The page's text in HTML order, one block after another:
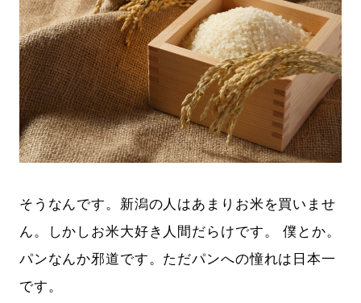
そうなんです。新潟の人はあまりお米を買いませ
ん。しかしお米大好き人間だらけです。 僕とか。
パンなんか邪道です。ただパンへの憧れは日本一
です。